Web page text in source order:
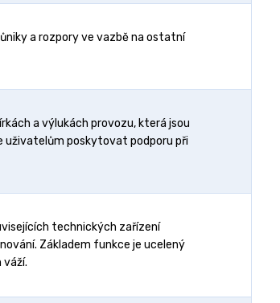
a rozpory ve vazbě na ostatní
a výlukách provozu, která jsou
uživatelům poskytovat podporu při
technických zařízení
Základem funkce je ucelený
váží.